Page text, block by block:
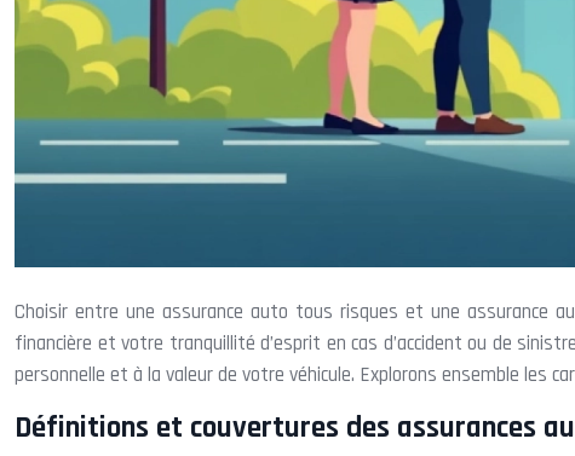
Choisir entre une assurance auto tous risques et une assurance
financière et votre tranquillité d’esprit en cas d’accident ou de
personnelle et à la valeur de votre véhicule. Explorons ensemble les
Définitions et couvertures des assurances